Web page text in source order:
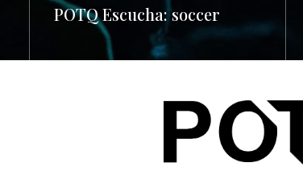
POTQ Escucha: soccer